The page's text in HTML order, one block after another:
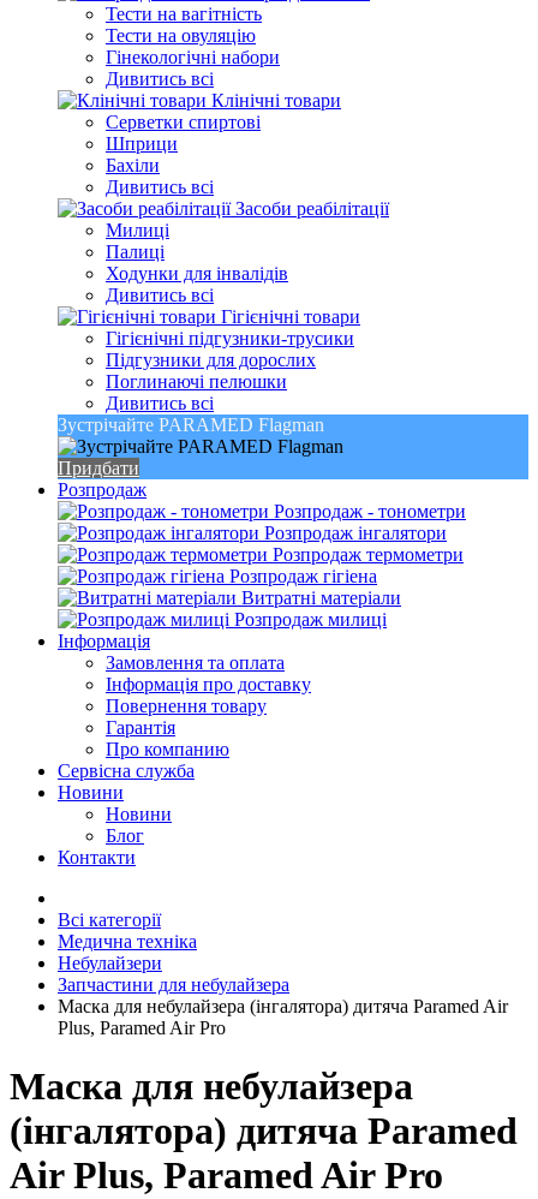
Тести на вагітність
Тести на овуляцію
Гінекологічні набори
Дивитись всі
Клінічні товари
Серветки спиртові
Шприци
Бахіли
Дивитись всі
Засоби реабілітації
Милиці
Палиці
Ходунки для інвалідів
Дивитись всі
Гігієнічні товари
Гігієнічні підгузники-трусики
Підгузники для дорослих
Поглинаючі пелюшки
Дивитись всі
Зустрічайте PARAMED Flagman
Придбати
Розпродаж
Розпродаж - тонометри
Розпродаж інгалятори
Розпродаж термометри
Розпродаж гігіена
Витратні матеріали
Розпродаж милиці
Інформація
Замовлення та оплата
Інформація про доставку
Повернення товару
Гарантія
Про компанию
Сервісна служба
Новини
Новини
Блог
Контакти
Всі категорії
Медична техніка
Небулайзери
Запчастини для небулайзера
Маска для небулайзера (інгалятора) дитяча Paramed Air
Plus, Paramed Air Pro
Маска для небулайзера
(інгалятора) дитяча Paramed
Air Plus, Paramed Air Pro